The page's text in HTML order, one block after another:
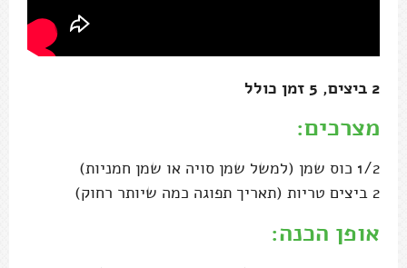
2 ביצים, 5 זמן כולל
מצרכים:
1/2 כוס שמן (למשל שמן סויה או שמן חמניות)
2 ביצים טריות (תאריך תפוגה כמה שיותר רחוק)
אופן הכנה: